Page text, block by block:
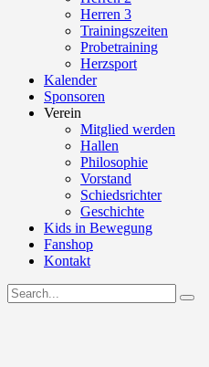
Herren 3
Trainingszeiten
Probetraining
Herzsport
Kalender
Sponsoren
Verein
Mitglied werden
Hallen
Philosophie
Vorstand
Schiedsrichter
Geschichte
Kids in Bewegung
Fanshop
Kontakt